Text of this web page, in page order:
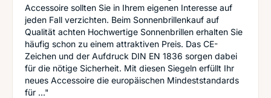
Accessoire sollten Sie in Ihrem eigenen Interesse auf
jeden Fall verzichten. Beim Sonnenbrillenkauf auf
Qualität achten Hochwertige Sonnenbrillen erhalten Sie
häufig schon zu einem attraktiven Preis. Das CE-
Zeichen und der Aufdruck DIN EN 1836 sorgen dabei
für die nötige Sicherheit. Mit diesen Siegeln erfüllt Ihr
neues Accessoire die europäischen Mindeststandards
für ..."